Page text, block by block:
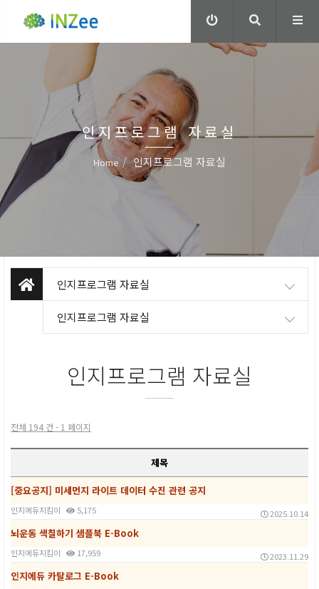
인지프로그램 자료실
Home 인지프로그램 자료실
인지프로그램 자료실
인지프로그램 자료실
인지프로그램 자료실
전체 194 건 - 1 페이지
제목
[중요공지] 미세먼지 라이트 데이터 수진 관련 공지
인지에듀지킴이 5,175 2025.10.14
뇌운동 색칠하기 샘플북 E-Book
인지에듀지킴이 17,959 2023.11.29
인지에듀 카탈로그 E-Book